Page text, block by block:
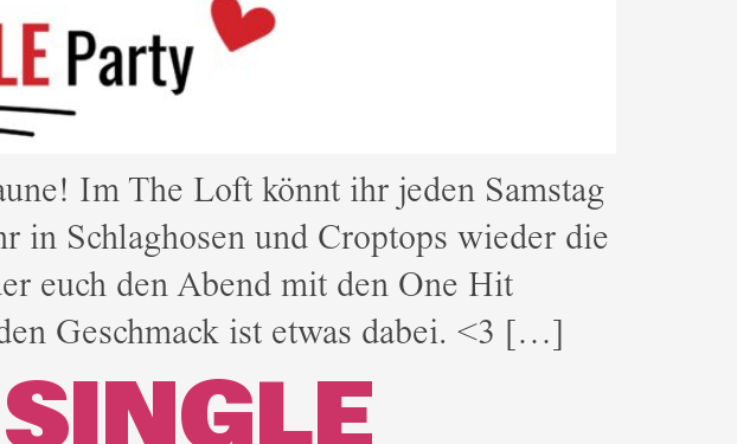
Im The Loft könnt ihr jeden Samstag
in Schlaghosen und Croptops wieder die
euch den Abend mit den One Hit
Geschmack ist etwas dabei. <3 […]